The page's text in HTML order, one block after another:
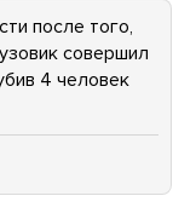
после того,
совершил
4 человек